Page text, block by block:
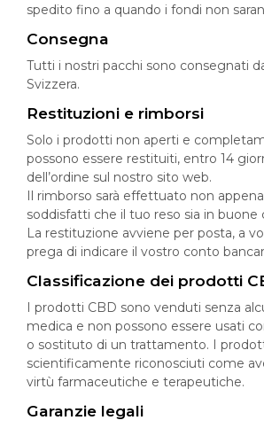
spedito fino a quando i fondi non
Consegna
Tutti i nostri pacchi sono consegnati
Svizzera.
Restituzioni e rimborsi
Solo i prodotti non aperti e
possono essere restituiti, entro 14
dell’ordine sul nostro sito web.
Il rimborso sarà effettuato non
soddisfatti che il tuo reso sia in buone
La restituzione avviene per posta, a
prega di indicare il vostro conto
Classificazione dei prodotti
I prodotti CBD sono venduti senza
medica e non possono essere usati
o sostituto di un trattamento. I
scientificamente riconosciuti come
virtù farmaceutiche e terapeutiche.
Garanzie legali